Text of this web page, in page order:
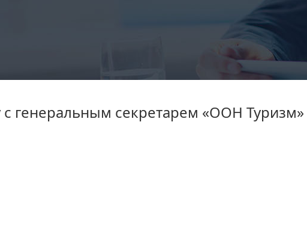
с генеральным секретарем «ООН Туризм»